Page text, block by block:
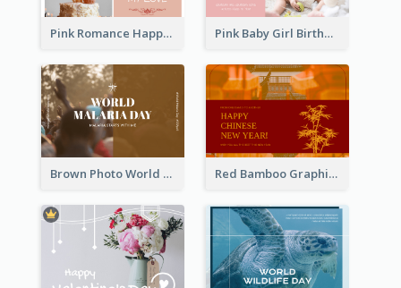
Pink Romance Happy Birthday Postcard Pink Baby Girl Birthday Postcard
Brown Photo World Malaria Day Postcard Red Bamboo Graphic Lunar New Year Postcard